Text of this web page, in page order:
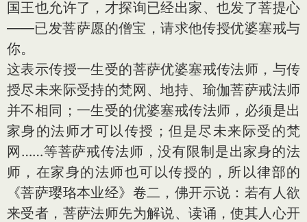
国王也允许了，才探询已经出家、也发了菩提心
——已发菩萨愿的僧宝，请求他传授优婆塞戒与
你。
这表示传授一生受的菩萨优婆塞戒传法师，与传
授尽未来际受持的梵网、地持、瑜伽菩萨戒法师
并不相同；一生受的优婆塞戒传法师，必须是出
家身的法师才可以传授；但是尽未来际受的梵
网……等菩萨戒传法师，没有限制是出家身的法
师，在家身的法师也可以传授的，所以律部的
《菩萨璎珞本业经》卷二，佛开示说：若有人欲
来受者，菩萨法师先为解说、读诵，使其人心开